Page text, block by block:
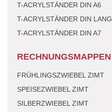
T-ACRYLSTÄNDER DIN A6
T-ACRYLSTÄNDER DIN LANG
T-ACRYLSTÄNDER DIN A7
RECHNUNGSMAPPEN
FRÜHLINGSZWIEBEL ZIMT
SPEISEZWIEBEL ZIMT
SILBERZWIEBEL ZIMT